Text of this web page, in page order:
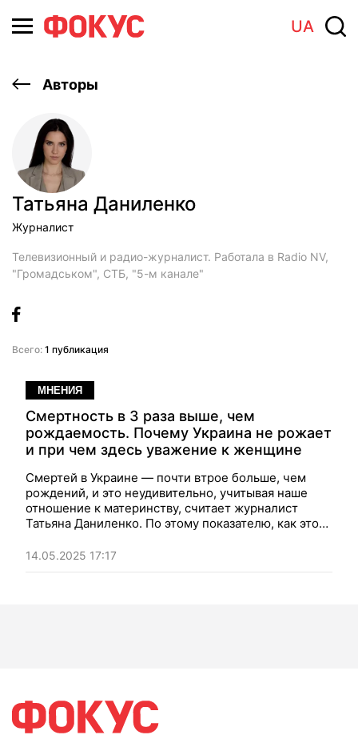
UA
Авторы
Татьяна Даниленко
Журналист
Телевизионный и радио-журналист. Работала в Radio NV,
"Громадськом", СТБ, "5-м канале"
Всего: 1 публикация
МНЕНИЯ
Смертность в 3 раза выше, чем
рождаемость. Почему Украина не рожает
и при чем здесь уважение к женщине
Смертей в Украине — почти втрое больше, чем
рождений, и это неудивительно, учитывая наше
отношение к материнству, считает журналист
Татьяна Даниленко. По этому показателю, как это
Россией.
14.05.2025 17:17